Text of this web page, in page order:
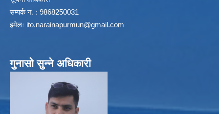
सम्पर्क नं. : 9868250031
इमेलः ito.narainapurmun@gmail.com
गुनासो सुन्ने अधिकारी